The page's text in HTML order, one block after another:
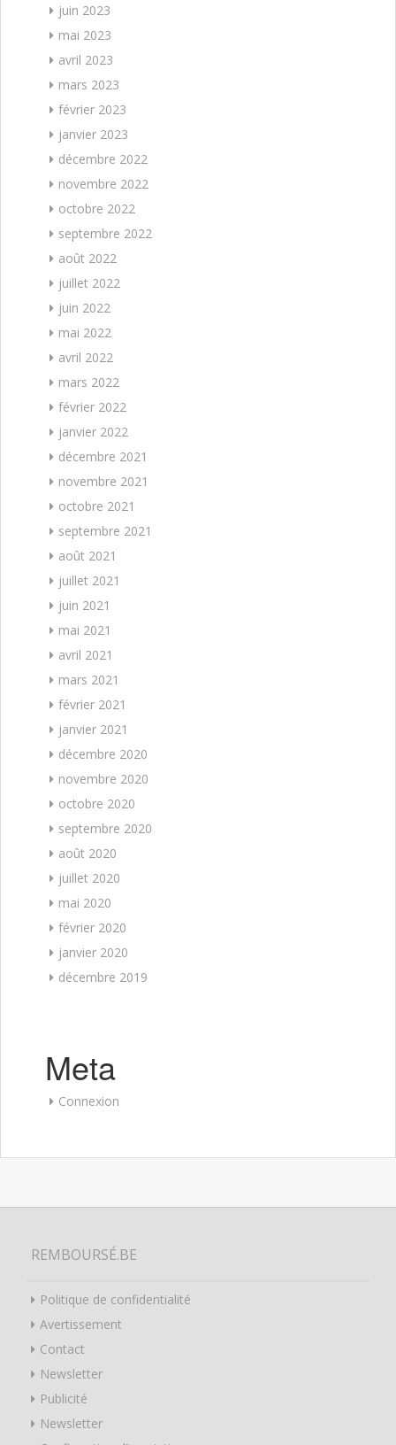
juin 2023
mai 2023
avril 2023
mars 2023
février 2023
janvier 2023
décembre 2022
novembre 2022
octobre 2022
septembre 2022
août 2022
juillet 2022
juin 2022
mai 2022
avril 2022
mars 2022
février 2022
janvier 2022
décembre 2021
novembre 2021
octobre 2021
septembre 2021
août 2021
juillet 2021
juin 2021
mai 2021
avril 2021
mars 2021
février 2021
janvier 2021
décembre 2020
novembre 2020
octobre 2020
septembre 2020
août 2020
juillet 2020
mai 2020
février 2020
janvier 2020
décembre 2019
Meta
Connexion
REMBOURSÉ.BE
Politique de confidentialité
Avertissement
Contact
Newsletter
Publicité
Newsletter